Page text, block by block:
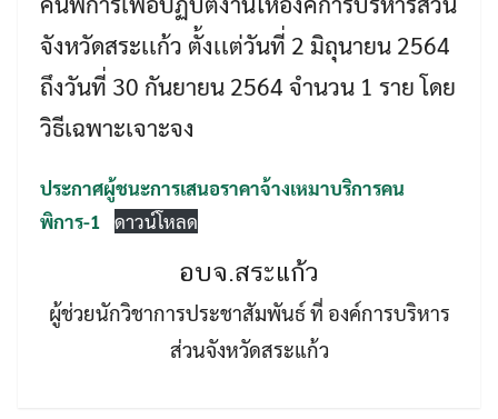
Search
จังหวัดสระเเก้ว ตั้งเเต่วันที่ 2 มิถุนายน 2564
ถึงวันที่ 30 กันยายน 2564 จำนวน 1 ราย โดย
วิธีเฉพาะเจาะจง
ประกาศผู้ชนะการเสนอราคาจ้างเหมาบริการคน
พิการ-1 ดาวน์โหลด
อบจ.สระแก้ว
ผู้ช่วยนักวิชาการประชาสัมพันธ์ ที่ องค์การบริหาร
ส่วนจังหวัดสระแก้ว